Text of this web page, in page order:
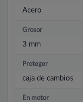
Acero
Grosor
3 mm
Proteger
caja de cambios
En motor